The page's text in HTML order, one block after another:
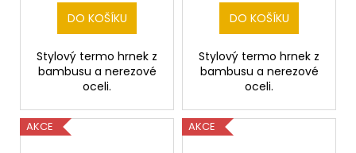
DO KOŠÍKU
Stylový termo hrnek z
bambusu a nerezové
oceli.
DO KOŠÍKU
Stylový termo hrnek z
bambusu a nerezové
oceli.
AKCE AKCE